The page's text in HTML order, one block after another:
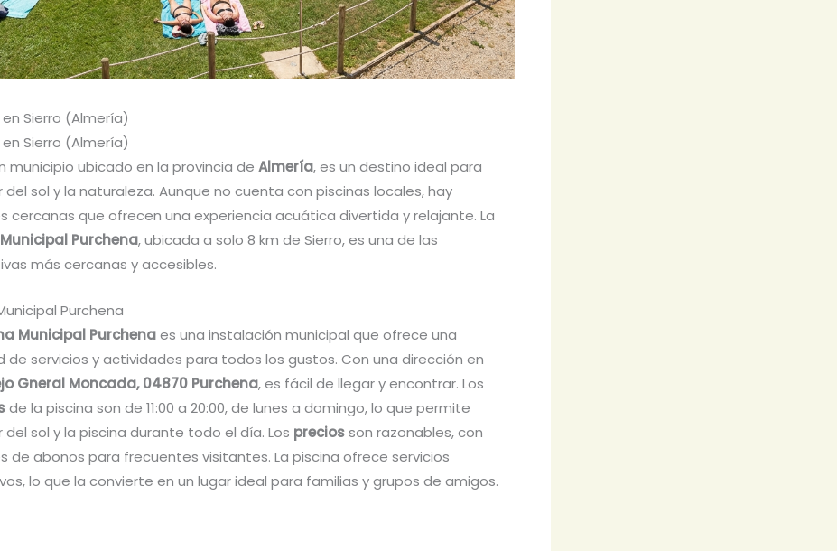
en Sierro (Almería)
en Sierro (Almería)
municipio ubicado en la provincia de Almería, es un destino ideal para
del sol y la naturaleza. Aunque no cuenta con piscinas locales, hay
cercanas que ofrecen una experiencia acuática divertida y relajante. La
Purchena, ubicada a solo 8 km de Sierro, es una de las
más cercanas y accesibles.
Purchena
Municipal Purchenaes una instalación municipal que ofrece una
de servicios y actividades para todos los gustos. Con una dirección en
Gneral Moncada, 04870 Purchena, es fácil de llegar y encontrar. Los
de la piscina son de 11:00 a 20:00, de lunes a domingo, lo que permite
del sol y la piscina durante todo el día. Los preciosson razonables, con
de abonos para frecuentes visitantes. La piscina ofrece servicios
lo que la convierte en un lugar ideal para familias y grupos de amigos.